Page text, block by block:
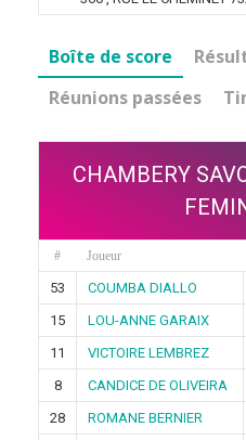
Boîte de score
Réunions passées
CHAMBERY
# Joueur
53 COUMBA DIALLO
15
LOU-ANNE GARAIX
11
VICTOIRE LEMBREZ
8
CANDICE DE OLIVEIRA
28
ROMANE BERNIER